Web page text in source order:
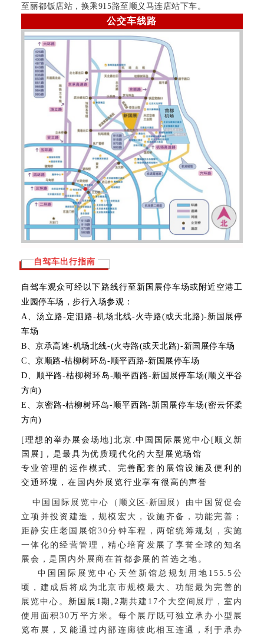
至丽都饭店站，换乘915路至顺义马连店站下车。
公交车线路
自驾车出行指南
自驾车观众可经以下路线行至新国展停车场或附近空港工
业园停车场，步行入场参观：
A、汤立路-定泗路-机场北线-火寺路(或天北路)-新国展停
车场
B、京承高速-机场北线-(火寺路(或天北路)-新国展停车场
C、京顺路-枯柳树环岛-顺平西路-新国展停车场
D、顺平路-枯柳树环岛-顺平西路-新国展停车场(顺义平谷
方向)
E、京密路-枯柳树环岛-顺平西路-新国展停车场(密云怀柔
方向)
[理想的举办展会场地]北京.中国国际展览中心[顺义新
国展]，是最具为优质现代化的大型展览场馆
专业管理的运作模式、完善配套的展馆设施及便利的
交通环境，在国内外展览行业享有很高的声誉
中国国际展览中心（ 顺义区-新国展 ）由中国贸促会
立项并投资建造，规模宏大，设施齐备，功能完善；
距静安庄老国展馆30分钟车程，两馆统筹规划，实施
一体化的经营管理，精心培育发展了享誉全球的知名
展会，是国内外展商在首都参展的首选之地。
中国国际展览中心天竺新馆总规划用地155.5公
顷，建成后将成为北京市规模最大、功能最为完善的
展览中心。 新国展1期,2期共建17个大空间展厅，室内
使用面积30万平方米。每个展厅既可独立承办小型展
览布展，又能通过内部连廊彼此相互连通，利于承办